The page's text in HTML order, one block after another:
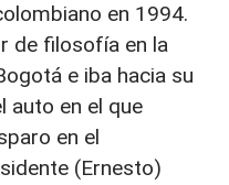
en 1994.
de filosofía en la
e iba hacia su
auto en el que
en el
(Ernesto)